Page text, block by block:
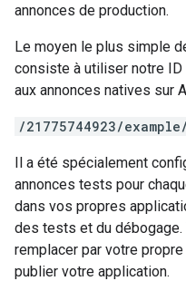
annonces de production.
Le moyen le plus simple
consiste à utiliser notre
aux annonces natives sur
/21775744923/
Il a été spécialement
annonces tests pour
dans vos propres
des tests et du
remplacer par votre
publier votre application.